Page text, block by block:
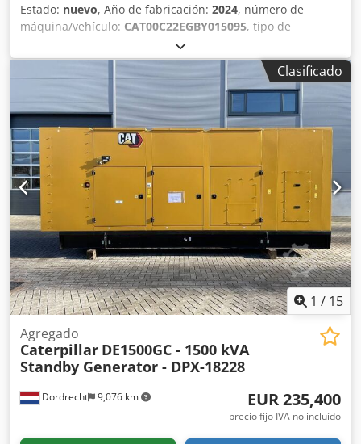
Estado: nuevo, Año de fabricación: 2024, número de
máquina/vehículo: CAT00C22EGBY015095, tipo de
, fabricante de motores:
C2.2, Uso previsto: construcción Peso en vacío: 706 kg
Potencia del generador: 18 kVA Dimensiones de la zona de
carga: 171 x 88 x 127 cm Marcado CE: sí Capacidad del
depósito de agua: 55 l País de fabricación: CN Para obtener
más información, póngase en contacto con el equipo de
DPX. = Opciones y accesorios adicionales = - Batería - Panel
de control - Techo de acero - Cisterna Dcodpfszc Dvyex Al
Nok
Clasificado
1 / 15
Dordrecht 9,076 km
Agregado
Caterpillar DE1500GC - 1500 kVA
Standby Generator - DPX-18228
EUR 235,400
precio fijo IVA no incluído